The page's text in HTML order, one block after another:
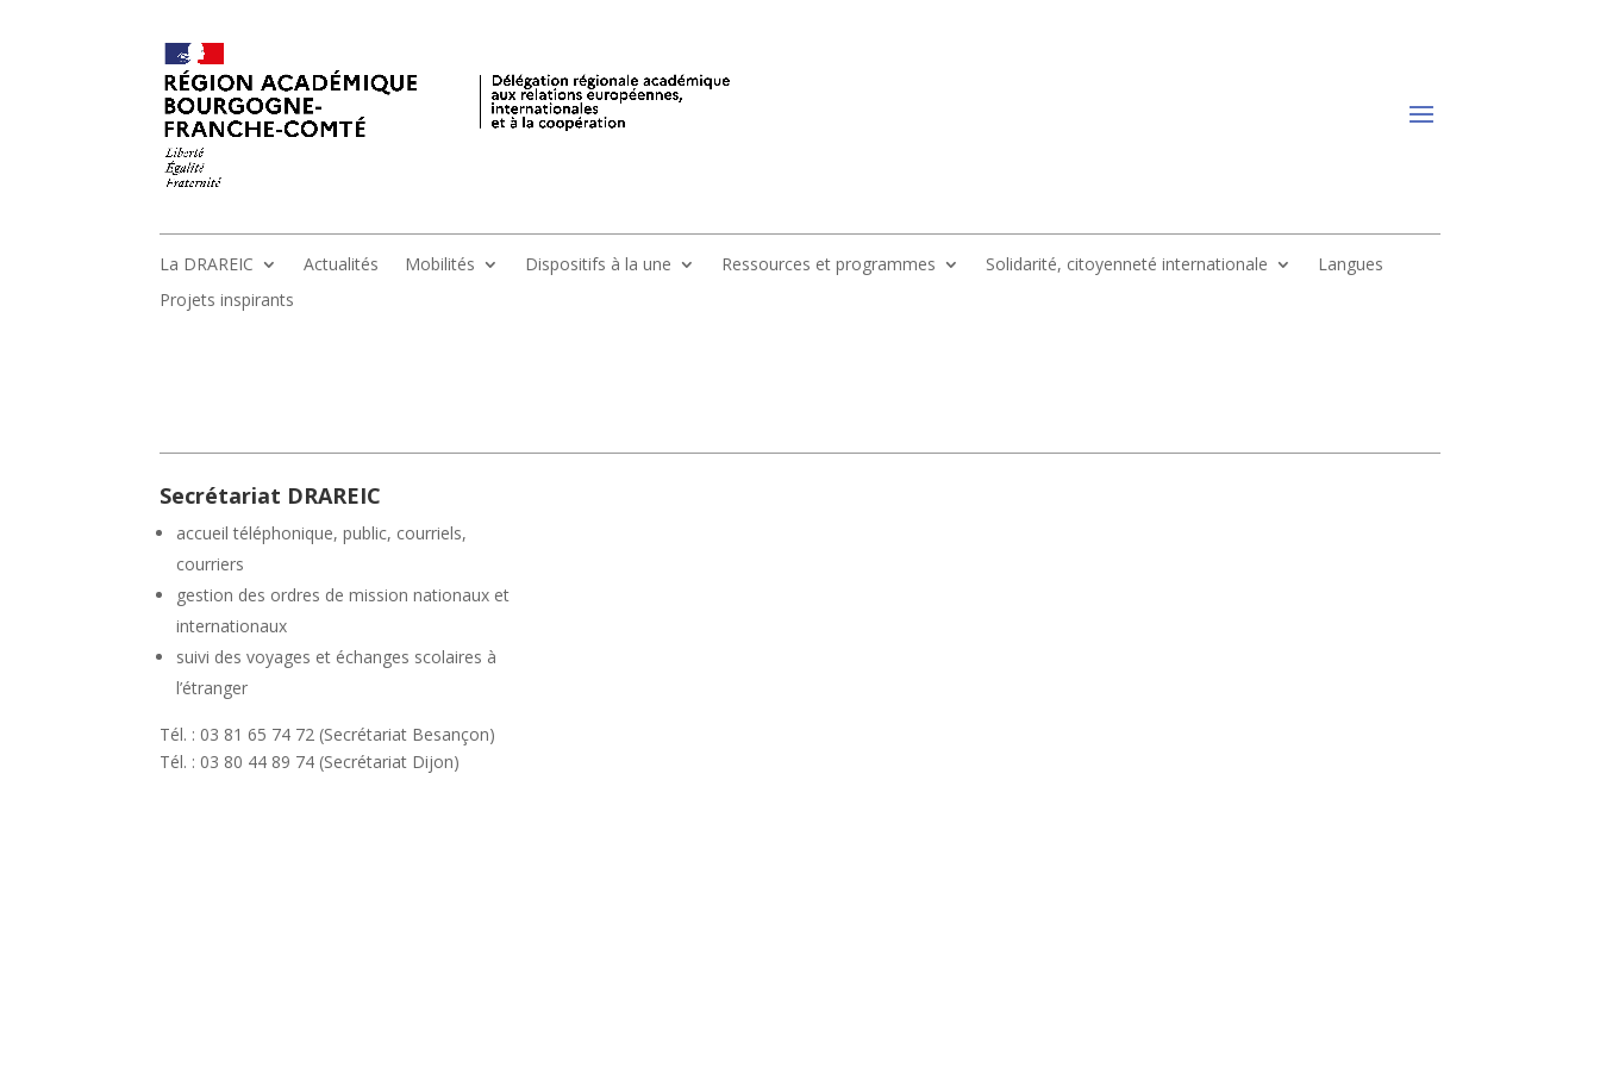
La DRAREIC Actualités Mobilités Dispositifs à la une Ressources et programmes Solidarité, citoyenneté internationale
Langues
Projets inspirants
Secrétariat DRAREIC
accueil téléphonique, public, courriels,
courriers
gestion des ordres de mission nationaux et
internationaux
suivi des voyages et échanges scolaires à
l’étranger
Tél. : 03 81 65 74 72 (Secrétariat Besançon)
Tél. : 03 80 44 89 74 (Secrétariat Dijon)